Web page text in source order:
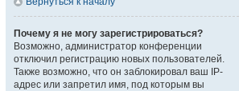
Почему я не могу зарегистрироваться?
Возможно, администратор конференции
отключил регистрацию новых пользователей.
Также возможно, что он заблокировал ваш IP-
адрес или запретил имя, под которым вы